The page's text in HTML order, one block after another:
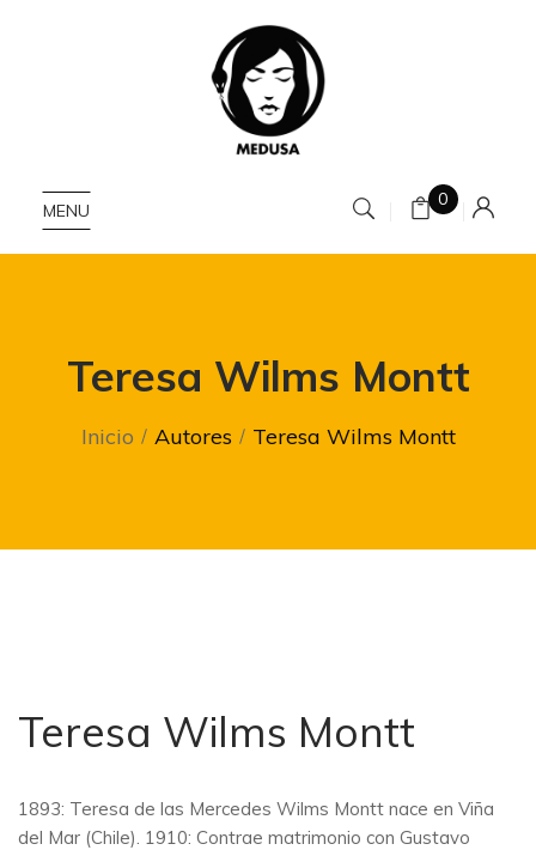
MENU
0
Teresa Wilms Montt
Inicio Autores Teresa Wilms Montt
Teresa Wilms Montt
1893: Teresa de las Mercedes Wilms Montt nace en Viña
del Mar (Chile). 1910: Contrae matrimonio con Gustavo